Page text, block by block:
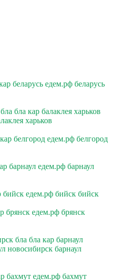
беларусь едем.рф беларусь
бла кар балаклея харьков
харьков
белгород едем.рф белгород
барнаул едем.рф барнаул
бийск едем.рф бийск бийск
брянск едем.рф брянск
бла бла кар барнаул
новосибирск барнаул
бахмут едем.рф бахмут